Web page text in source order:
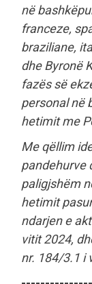
në
franceze,
braziliane,
dhe Byronë
fazës së
personal në
hetimit me
Me qëllim
pandehurve
paligjshëm
hetimit
ndarjen e
vitit 2024,
nr. 184/3.1 i